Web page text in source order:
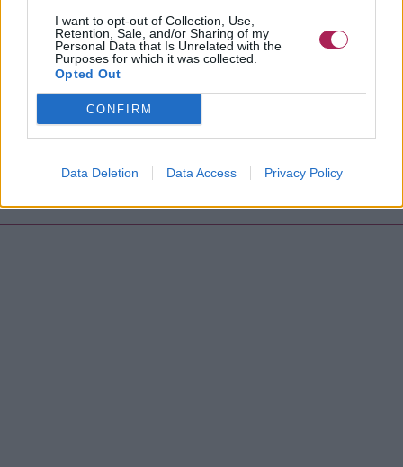
I want to opt-out of Collection, Use,
Retention, Sale, and/or Sharing of my
Personal Data that Is Unrelated with the
Purposes for which it was collected.
Opted Out
CONFIRM
Data Deletion Data Access Privacy Policy